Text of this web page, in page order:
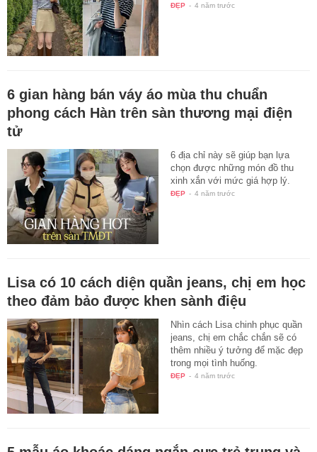
ĐẸP - 4 năm trước
6 gian hàng bán váy áo mùa thu chuẩn
phong cách Hàn trên sàn thương mại điện
tử
6 địa chỉ này sẽ giúp bạn lựa
chọn được những món đồ thu
xinh xắn với mức giá hợp lý.
ĐẸP - 4 năm trước
Lisa có 10 cách diện quần jeans, chị em học
theo đảm bảo được khen sành điệu
Nhìn cách Lisa chinh phục quần
jeans, chị em chắc chắn sẽ có
thêm nhiều ý tưởng để mặc đẹp
trong mọi tình huống.
ĐẸP - 4 năm trước